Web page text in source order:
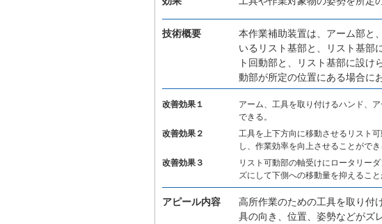
技術概要
本作業補助装置は、アーム部と
いるリスト基部と、リスト基部
ト回動部と、リスト基部に設
動部が所定の位置にある場合に
改善効果１
アーム、工具を取り付けるハンド、
できる。
改善効果２
工具を上下方向に移動させるリスト
し、作業効率を向上させることができ
改善効果３
リスト可動部の軸受けにロータリー
ズにして下側への移動量を抑えること
アピール内容
高所作業のための工具を取り付
具の向き、位置、姿勢などがズ